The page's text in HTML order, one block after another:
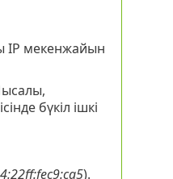
IP мекенжайын
бүкіл ішкі
).